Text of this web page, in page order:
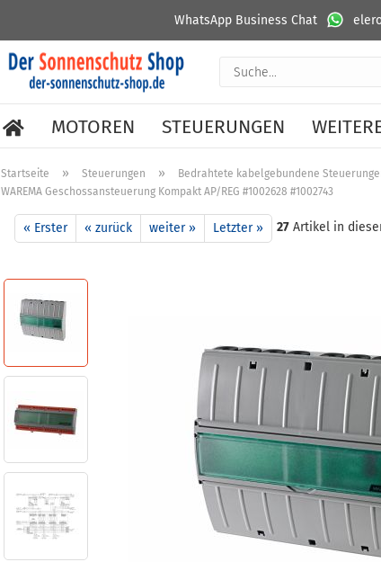
WhatsApp Business Chat
MOTOREN STEUERUNGEN
Startseite » Steuerungen » Bedrahtete kabelgebundene
WAREMA Geschossansteuerung Kompakt AP/REG #1002628 #1002743
« Erster « zurück weiter » Letzter » 27 Artikel in